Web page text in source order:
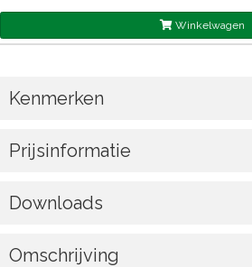
Winkelwagen
Kenmerken
Prijsinformatie
Downloads
Omschrijving